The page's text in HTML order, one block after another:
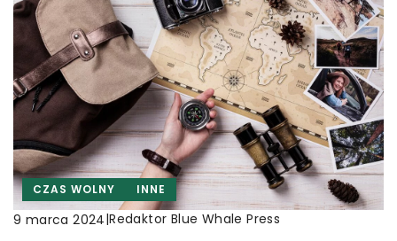
CZAS WOLNY INNE
9 marca 2024|Redaktor Blue Whale Press